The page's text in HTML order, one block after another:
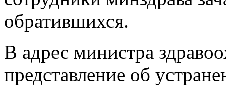
обратившихся.
В адрес министра
представление об